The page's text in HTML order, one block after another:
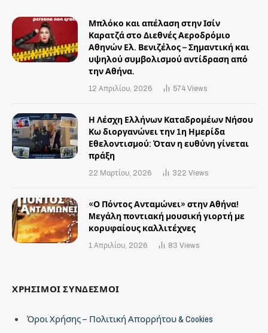
Μπλόκο και απέλαση στην Ισίν
Καρατζά στο Διεθνές Αεροδρόμιο
Αθηνών Ελ. Βενιζέλος – Σημαντική και
υψηλού συμβολισμού αντίδραση από
την Αθήνα.
12 Απριλίου, 2026 574 Views
Η Λέσχη Ελλήνων Καταδρομέων Νήσου
Κω διοργανώνει την 1η Ημερίδα
Εθελοντισμού: Όταν η ευθύνη γίνεται
πράξη
22 Μαρτίου, 2026 322 Views
«Ο Πόντος Ανταμώνει» στην Αθήνα!
Mεγάλη ποντιακή μουσική γιορτή με
κορυφαίους καλλιτέχνες
1 Απριλίου, 2026 83 Views
ΧΡΗΣΙΜΟΙ ΣΥΝΔΕΣΜΟΙ
Όροι Χρήσης – Πολιτική Απορρήτου & Cookies